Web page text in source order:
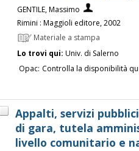
GENTILE, Massimo
Rimini : Maggioli editore, 2002
Materiale a stampa
Lo trovi qui: Univ. di Salerno
Opac: Controlla la disponibilità
Appalti, servizi
di gara, tutela
livello comunitario e